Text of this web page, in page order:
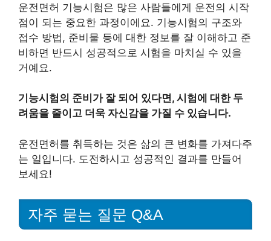
운전면허 기능시험은 많은 사람들에게 운전의 시작
점이 되는 중요한 과정이에요. 기능시험의 구조와
접수 방법, 준비물 등에 대한 정보를 잘 이해하고 준
비하면 반드시 성공적으로 시험을 마치실 수 있을
거예요.
기능시험의 준비가 잘 되어 있다면, 시험에 대한 두
려움을 줄이고 더욱 자신감을 가질 수 있습니다.
운전면허를 취득하는 것은 삶의 큰 변화를 가져다주
는 일입니다. 도전하시고 성공적인 결과를 만들어
보세요!
자주 묻는 질문 Q&A